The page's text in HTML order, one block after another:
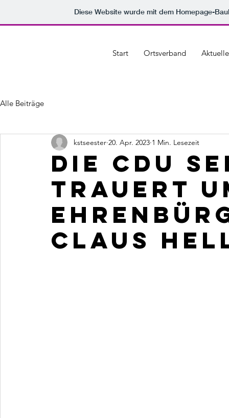
Diese Website wurde mit dem Homepage-
Start Ortsverband
Alle Beiträge
Die CDU
trauert
Claus
kstseester 20. Apr. 2023 1 Min. Lesezeit